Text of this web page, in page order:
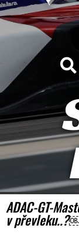
ADAC-GT-
v